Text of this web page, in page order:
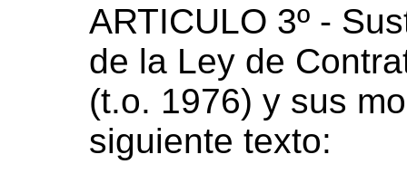
ARTICULO 3º -
de la Ley de
(t.o. 1976) y sus
siguiente texto: